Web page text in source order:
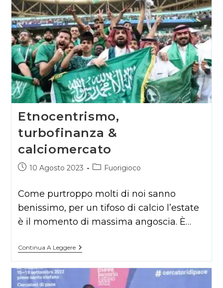
Etnocentrismo,
turbofinanza &
calciomercato
Articolo
10 Agosto 2023
Categoria
Fuorigioco
Come purtroppo molti di noi sanno
benissimo, per un tifoso di calcio l’estate
è il momento di massima angoscia. È…
Continua A LeggereEtnocentrismo,
Calciomercato